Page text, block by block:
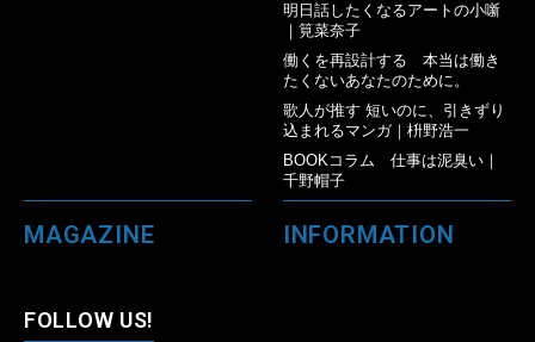
明日話したくなるアートの小噺
｜筧菜奈子
働くを再設計する 本当は働き
たくないあなたのために。
歌人が推す 短いのに、引きずり
込まれるマンガ｜枡野浩一
BOOKコラム 仕事は泥臭い｜
千野帽子
MAGAZINE INFORMATION
FOLLOW US!